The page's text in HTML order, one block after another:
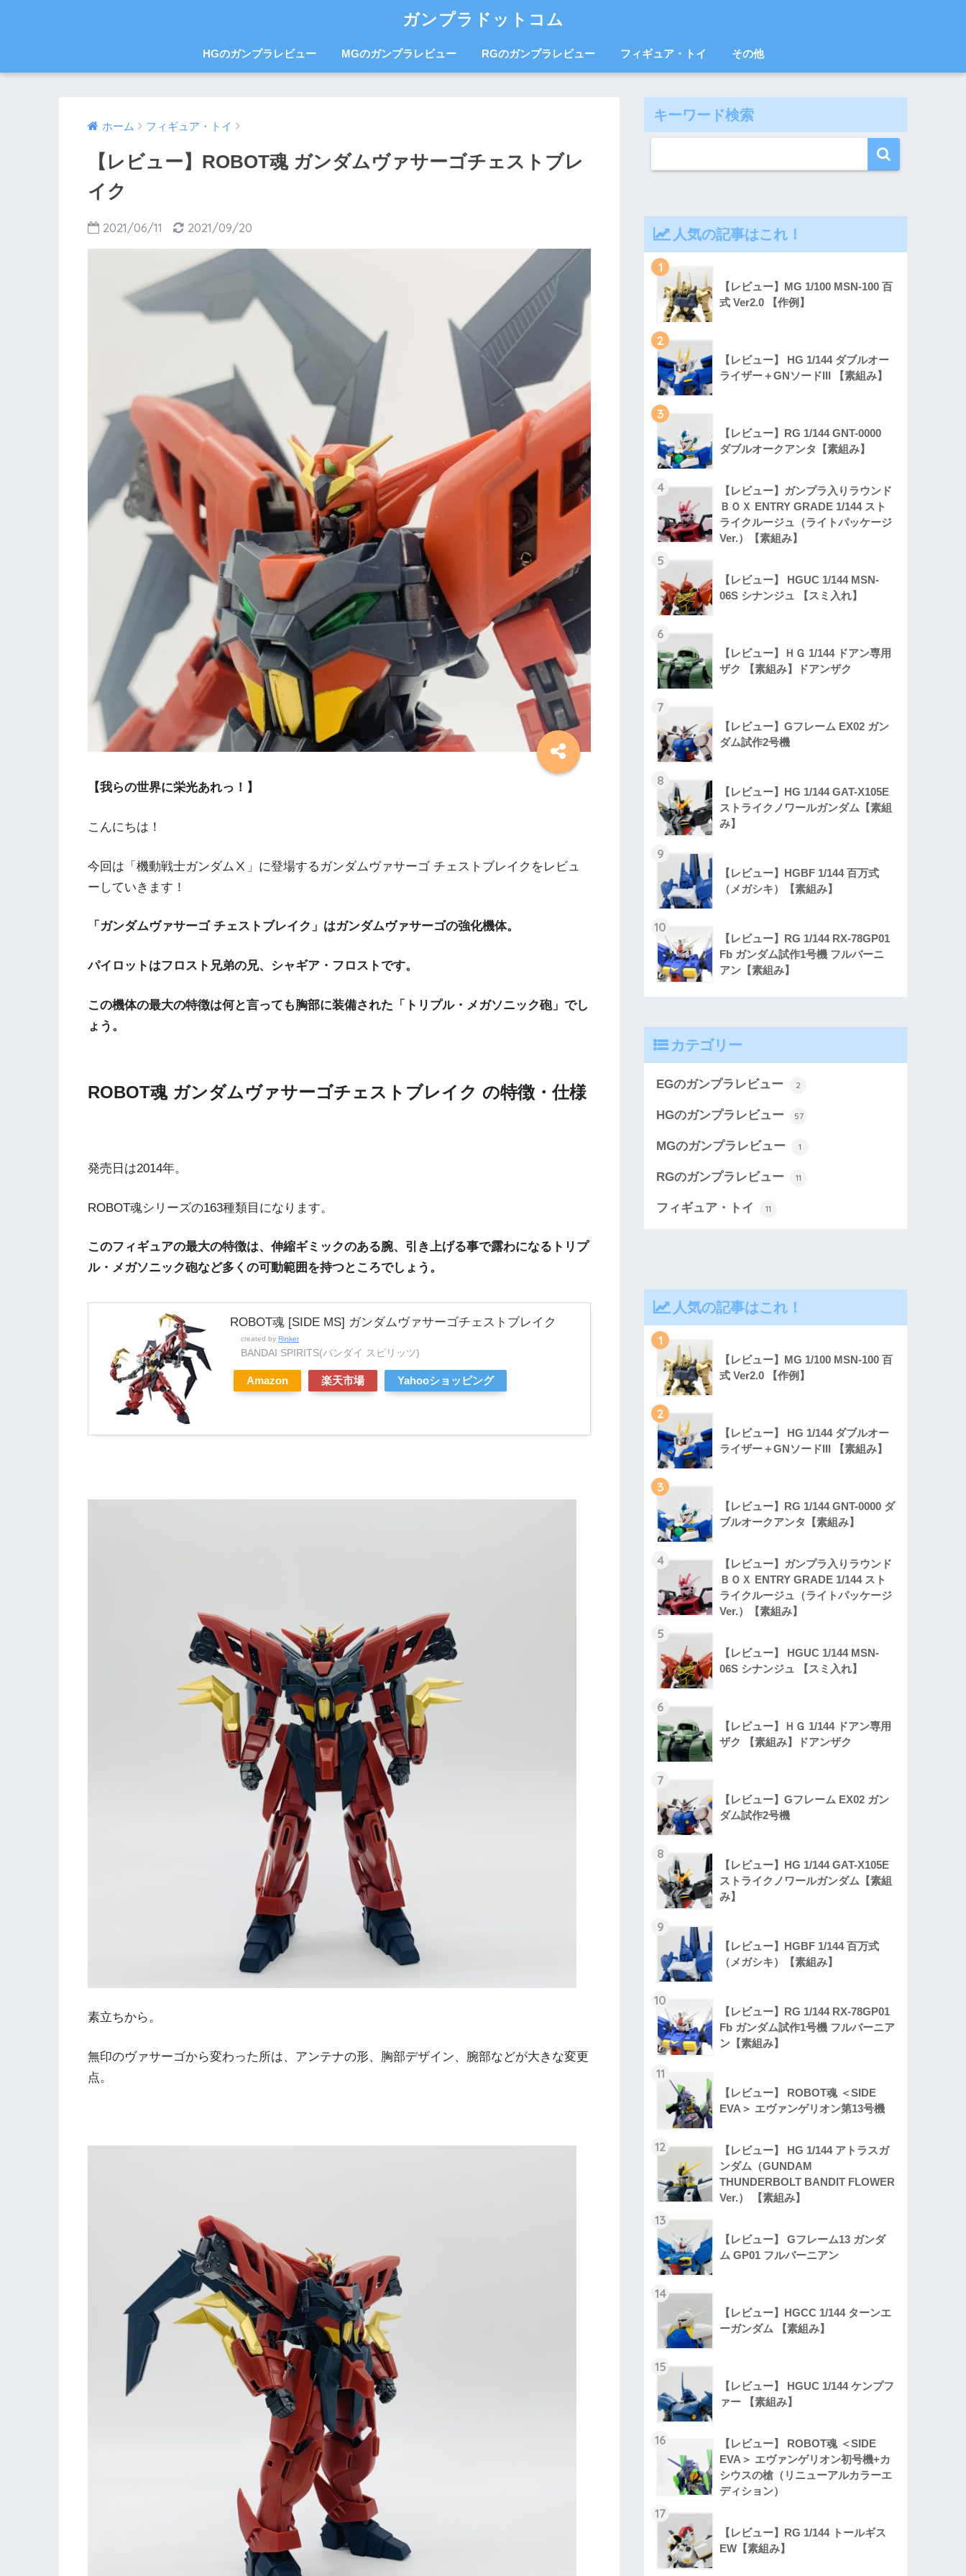
ガンプラドットコム
HGのガンプラレビュー MGのガンプラレビュー RGのガンプラレビュー フィギュア・トイ その他
ホーム フィギュア・トイ
【レビュー】ROBOT魂 ガンダムヴァサーゴチェストブレ
イク
2021/06/11 2021/09/20
【我らの世界に栄光あれっ！】
こんにちは！
今回は「機動戦士ガンダムⅩ」に登場するガンダムヴァサーゴ チェストブレイクをレビュ
ーしていきます！
「ガンダムヴァサーゴ チェストブレイク」はガンダムヴァサーゴの強化機体。
パイロットはフロスト兄弟の兄、シャギア・フロストです。
この機体の最大の特徴は何と言っても胸部に装備された「トリプル・メガソニック砲」でし
ょう。
ROBOT魂 ガンダムヴァサーゴチェストブレイク の特徴・仕様
発売日は2014年。
ROBOT魂シリーズの163種類目になります。
このフィギュアの最大の特徴は、伸縮ギミックのある腕、引き上げる事で露わになるトリプ
ル・メガソニック砲など多くの可動範囲を持つところでしょう。
ROBOT魂 [SIDE MS] ガンダムヴァサーゴチェストブレイク
created by Rinker
BANDAI SPIRITS(バンダイ スピリッツ)
Amazon 楽天市場 Yahooショッピング
素立ちから。
無印のヴァサーゴから変わった所は、アンテナの形、胸部デザイン、腕部などが大きな変更
点。
キーワード検索
人気の記事はこれ！
1
【レビュー】MG 1/100 MSN-100 百
式 Ver2.0 【作例】
2
【レビュー】 HG 1/144 ダブルオー
ライザー＋GNソードIII 【素組み】
3
【レビュー】RG 1/144 GNT-0000
ダブルオークアンタ【素組み】
4
【レビュー】ガンプラ入りラウンド
ＢＯＸ ENTRY GRADE 1/144 スト
ライクルージュ（ライトパッケージ
Ver.）【素組み】
5
【レビュー】 HGUC 1/144 MSN-
06S シナンジュ 【スミ入れ】
6
【レビュー】ＨＧ 1/144 ドアン専用
ザク 【素組み】ドアンザク
7
【レビュー】Gフレーム EX02 ガン
ダム試作2号機
8
【レビュー】HG 1/144 GAT-X105E
ストライクノワールガンダム【素組
み】
9
【レビュー】HGBF 1/144 百万式
（メガシキ）【素組み】
10
【レビュー】RG 1/144 RX-78GP01
Fb ガンダム試作1号機 フルバーニ
アン【素組み】
カテゴリー
EGのガンプラレビュー 2
HGのガンプラレビュー 57
MGのガンプラレビュー 1
RGのガンプラレビュー 11
フィギュア・トイ 11
人気の記事はこれ！
1
【レビュー】MG 1/100 MSN-100 百
式 Ver2.0 【作例】
2
【レビュー】 HG 1/144 ダブルオー
ライザー＋GNソードIII 【素組み】
3
【レビュー】RG 1/144 GNT-0000 ダ
ブルオークアンタ【素組み】
4
【レビュー】ガンプラ入りラウンド
ＢＯＸ ENTRY GRADE 1/144 スト
ライクルージュ（ライトパッケージ
Ver.）【素組み】
5
【レビュー】 HGUC 1/144 MSN-
06S シナンジュ 【スミ入れ】
6
【レビュー】ＨＧ 1/144 ドアン専用
ザク 【素組み】ドアンザク
7
【レビュー】Gフレーム EX02 ガン
ダム試作2号機
8
【レビュー】HG 1/144 GAT-X105E
ストライクノワールガンダム【素組
み】
9
【レビュー】HGBF 1/144 百万式
（メガシキ）【素組み】
10
【レビュー】RG 1/144 RX-78GP01
Fb ガンダム試作1号機 フルバーニア
ン【素組み】
11
【レビュー】 ROBOT魂 ＜SIDE
EVA＞ エヴァンゲリオン第13号機
12
【レビュー】 HG 1/144 アトラスガ
ンダム（GUNDAM
THUNDERBOLT BANDIT FLOWER
Ver.） 【素組み】
13
【レビュー】 Gフレーム13 ガンダ
ム GP01 フルバーニアン
14
【レビュー】HGCC 1/144 ターンエ
ーガンダム 【素組み】
15
【レビュー】 HGUC 1/144 ケンプフ
ァー 【素組み】
16
【レビュー】 ROBOT魂 ＜SIDE
EVA＞ エヴァンゲリオン初号機+カ
シウスの槍（リニューアルカラーエ
ディション）
17
【レビュー】RG 1/144 トールギス
EW【素組み】